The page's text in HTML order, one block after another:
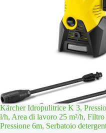
Kärcher Idropulitrice K 3,
l/h, Area di lavoro 25 m²/h,
Pressione 6m, Serbatoio